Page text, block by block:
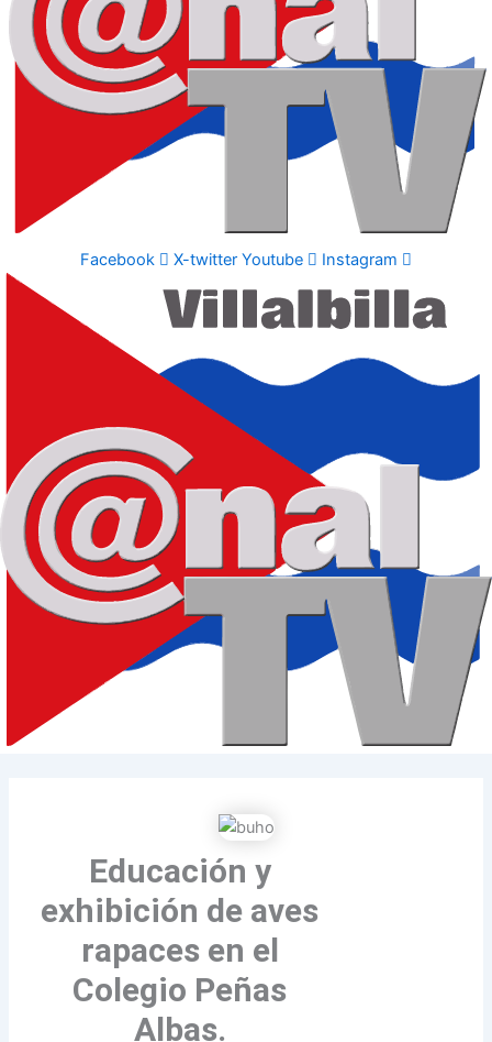
Facebook X-twitter Youtube Instagram
Educación y
exhibición de aves
rapaces en el
Colegio Peñas
Albas.